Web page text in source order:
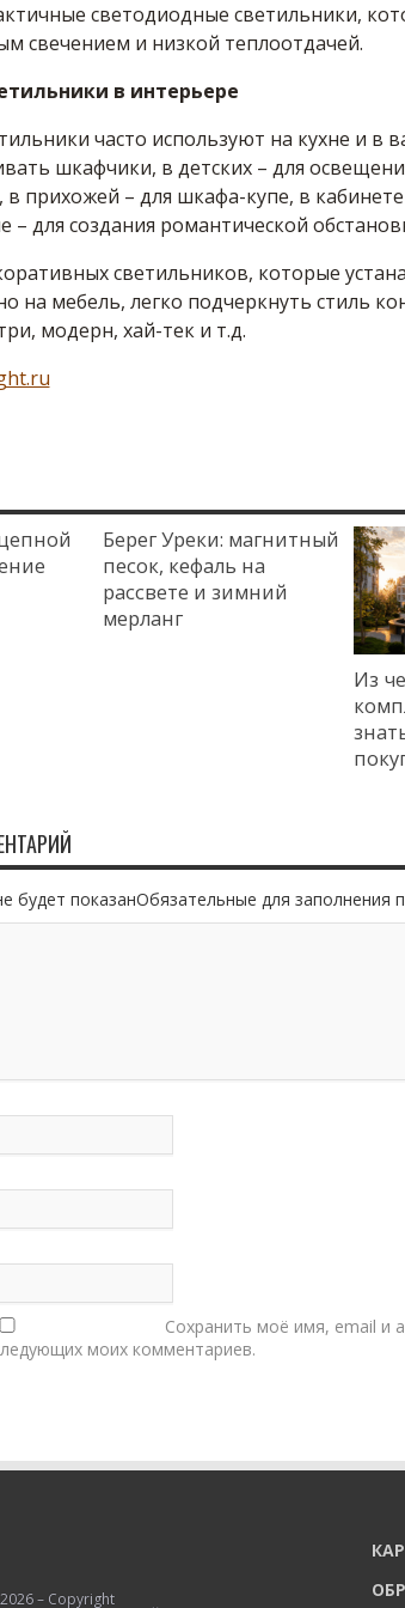
светодиодные светильники,
свечением и низкой теплоотдачей.
в интерьере
часто используют на кухне и в
шкафчики, в детских – для
в прихожей – для шкафа-купе, в
– для создания романтической
светильников, которые
на мебель, легко подчеркнуть стиль
модерн, хай-тек и т.д.
Берег Уреки: магнитный
песок, кефаль на
рассвете и зимний
мерланг
Из
будет показанОбязательные для заполнения
Сохранить моё имя, email и
моих комментариев.
– Copyright